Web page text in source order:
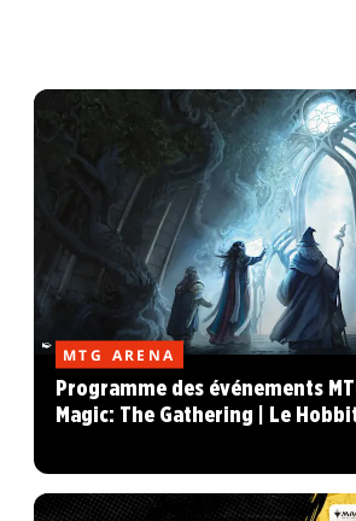
MTG ARENA
Programme des événements
Magic: The Gathering | Le